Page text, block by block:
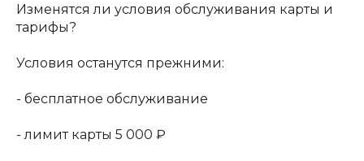
Изменятся ли условия обслуживания карты и
тарифы?
Условия останутся прежними:
- бесплатное обслуживание
- лимит карты 5 000 ₽